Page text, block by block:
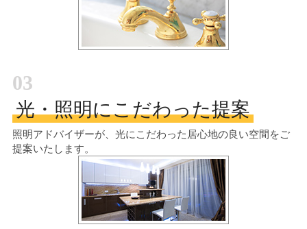
03
光・照明にこだわった提案
照明アドバイザーが、光にこだわった居心地の良い空間をご
提案いたします。